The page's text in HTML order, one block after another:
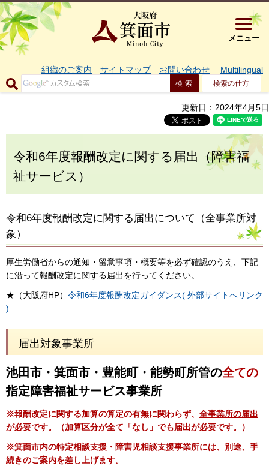
大阪府箕
メニュー
組織のご案内 サイトマップ お問い合わせ Multilingual
検索の仕方
更新日：2024年4月5日
令和6年度報酬改定に関する届出（障害福
祉サービス）
令和6年度報酬改定に関する届出について（全事業所対
象）
厚生労働省からの通知・留意事項・概要等を必ず確認のうえ、下記
に沿って報酬改定に関する届出を行ってください。
★（大阪府HP） 令和6年度報酬改定ガイダンス( 外部サイトへリンク
)
届出対象事業所
池田市・箕面市・豊能町・能勢町所管の全ての
指定障害福祉サービス事業所
※報酬改定に関する加算の算定の有無に関わらず、 全事業所の届出
が必要です。（加算区分が全て「なし」でも届出が必要です。）
※箕面市内の特定相談支援・障害児相談支援事業所には、別途、手
続きのご案内を差し上げます。